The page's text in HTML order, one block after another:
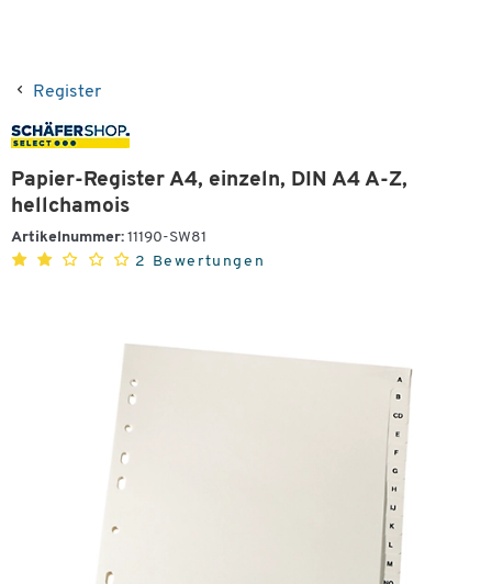
Register
Papier-Register A4, einzeln, DIN A4 A-Z,
hellchamois
Artikelnummer: 11190-SW81
2 Bewertungen